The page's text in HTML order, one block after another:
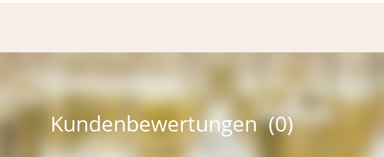
Kundenbewertungen (0)